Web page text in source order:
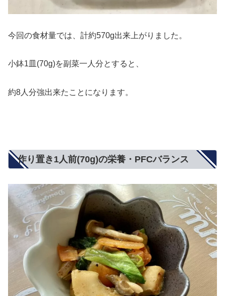
今回の食材量では、計約570g出来上がりました。
小鉢1皿(70g)を副菜一人分とすると、
約8人分強出来たことになります。
作り置き1人前(70g)の栄養・PFCバランス